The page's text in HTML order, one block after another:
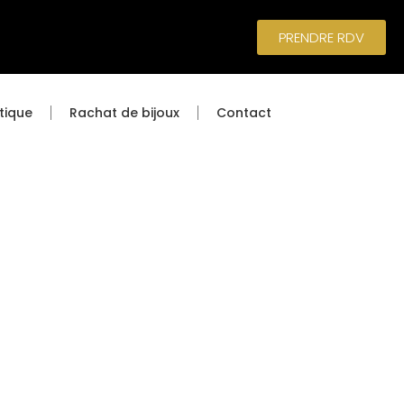
PRENDRE RDV
Rachat de bijoux Contact